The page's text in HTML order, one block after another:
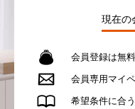
現在の
会員登録は無料
会員専用 マイ
希望条件に合う